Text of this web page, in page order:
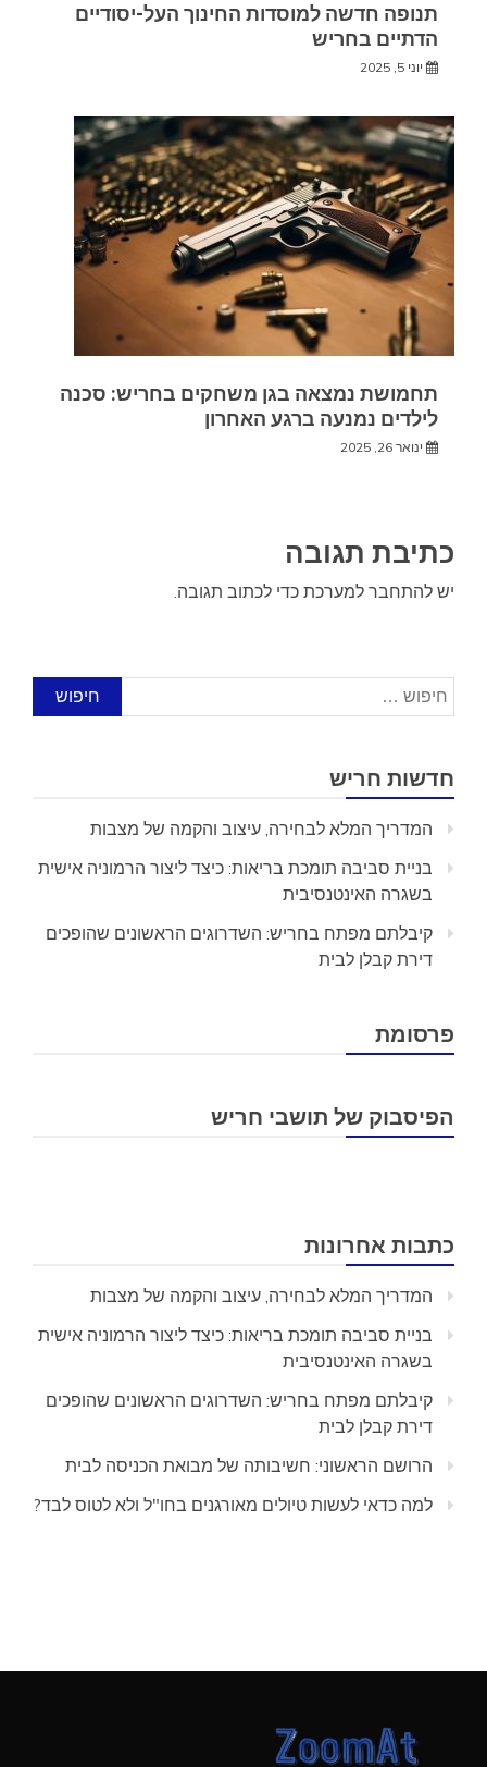
תנופה חדשה למוסדות החינוך העל-יסודיים
הדתיים בחריש
יוני 5, 2025
תחמושת נמצאה בגן משחקים בחריש: סכנה
לילדים נמנעה ברגע האחרון
ינואר 26, 2025
כתיבת תגובה
יש להתחבר למערכת כדי לכתוב תגובה.
חיפוש:
חדשות חריש
המדריך המלא לבחירה, עיצוב והקמה של מצבות
בניית סביבה תומכת בריאות: כיצד ליצור הרמוניה אישית
בשגרה האינטנסיבית
קיבלתם מפתח בחריש: השדרוגים הראשונים שהופכים
דירת קבלן לבית
פרסומת
הפיסבוק של תושבי חריש
כתבות אחרונות
המדריך המלא לבחירה, עיצוב והקמה של מצבות
בניית סביבה תומכת בריאות: כיצד ליצור הרמוניה אישית
בשגרה האינטנסיבית
קיבלתם מפתח בחריש: השדרוגים הראשונים שהופכים
דירת קבלן לבית
הרושם הראשוני: חשיבותה של מבואת הכניסה לבית
למה כדאי לעשות טיולים מאורגנים בחו"ל ולא לטוס לבד?